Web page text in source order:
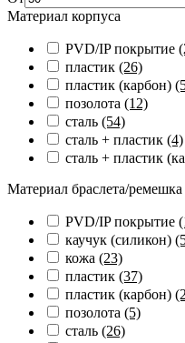
Материал корпуса
PVD/IP покрытие
пластик (26)
пластик (карбон)
позолота (12)
сталь (54)
сталь + пластик (4)
сталь + пластик
Материал браслета/ремешка
PVD/IP покрытие
каучук (силикон)
кожа (23)
пластик (37)
пластик (карбон)
позолота (5)
сталь (26)